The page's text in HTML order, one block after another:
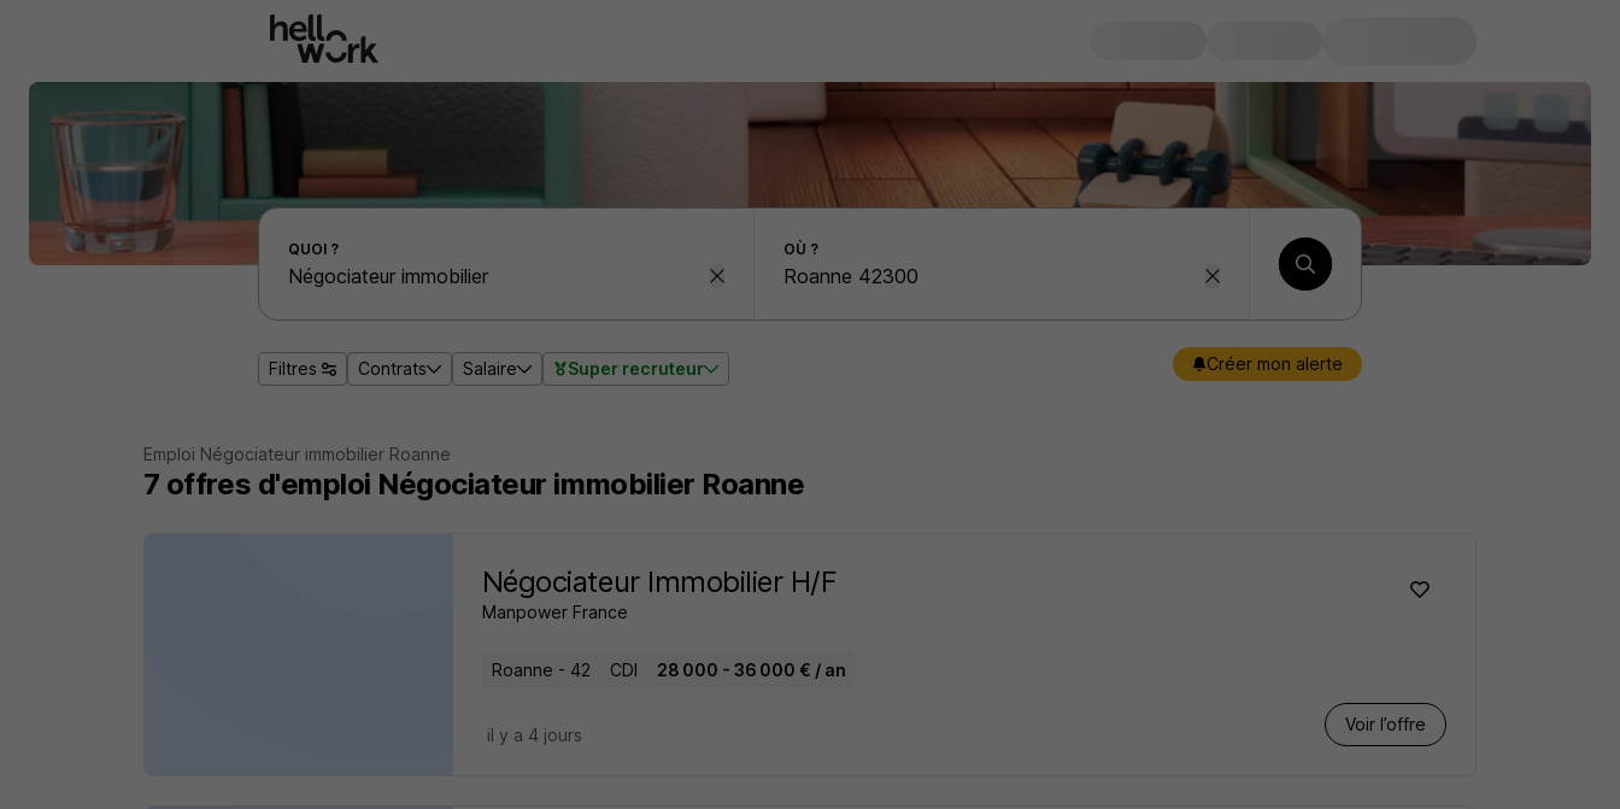
Effectuer une recherche d'emploi par localité
QUOI ? OÙ ?
Filtres Contrats Salaire Super recruteur Créer mon alerte
Emploi Négociateur immobilier Roanne
7 offres d'emploi Négociateur immobilier Roanne
Négociateur Immobilier H/F
Manpower France
Roanne - 42 CDI 28 000 - 36 000 € / an
Voir l’offre
il y a 4 jours